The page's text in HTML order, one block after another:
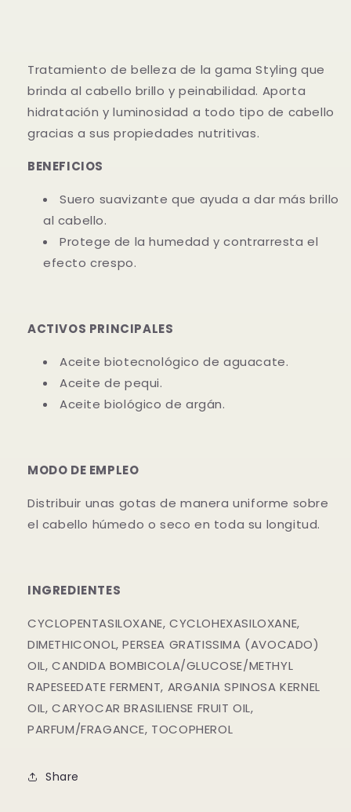
Tratamiento de belleza de la gama Styling que
brinda al cabello brillo y peinabilidad. Aporta
hidratación y luminosidad a todo tipo de cabello
gracias a sus propiedades nutritivas.
BENEFICIOS
Suero suavizante que ayuda a dar más brillo
al cabello.
Protege de la humedad y contrarresta el
efecto crespo.
ACTIVOS PRINCIPALES
Aceite biotecnológico de aguacate.
Aceite de pequi.
Aceite biológico de argán.
MODO DE EMPLEO
Distribuir unas gotas de manera uniforme sobre
el cabello húmedo o seco en toda su longitud.
INGREDIENTES
CYCLOPENTASILOXANE, CYCLOHEXASILOXANE,
DIMETHICONOL, PERSEA GRATISSIMA (AVOCADO)
OIL, CANDIDA BOMBICOLA/GLUCOSE/METHYL
RAPESEEDATE FERMENT, ARGANIA SPINOSA KERNEL
OIL, CARYOCAR BRASILIENSE FRUIT OIL,
PARFUM/FRAGANCE, TOCOPHEROL
Share